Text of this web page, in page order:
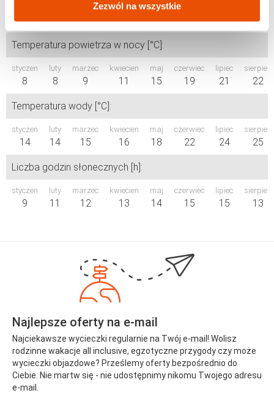
Zezwól na wszystkie
13 13
marzec
15
kwiecien
18
maj
21
czerwiec
25 28 29
Temperatura powietrza w nocy [°C]:
styczen
8
luty
8
marzec
9
kwiecien
11
maj
15
czerwiec
19
lipiec
21
sierpień
22
Temperatura wody [°C]:
styczen
14
luty
14
marzec
15
kwiecien
16
maj
18
czerwiec
22
lipiec
24
sierpień
25
Liczba godzin słonecznych [h]:
styczen
9
luty
11
marzec
12
kwiecien
13
maj
14
czerwiec
15
lipiec
15
sierpień
13
Najlepsze oferty na e-mail
Najciekawsze wycieczki regularnie na Twój e-mail! Wolisz
rodzinne wakacje all inclusive, egzotyczne przygody czy może
wycieczki objazdowe? Prześlemy oferty bezpośrednio do
Ciebie. Nie martw się - nie udostępnimy nikomu Twojego adresu
e-mail.